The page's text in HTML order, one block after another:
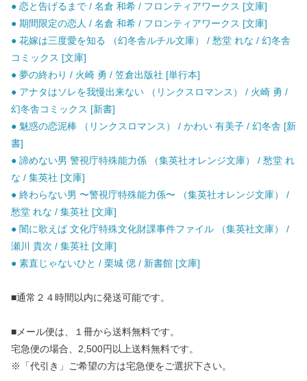
● 恋と告げるまで / 名倉 和希 / フロンティアワークス [文庫]
● 期間限定の恋人 / 名倉 和希 / フロンティアワークス [文庫]
● 花嫁は三度愛を知る （幻冬舎ルチル文庫） / 愁堂 れな / 幻冬舎
コミックス [文庫]
● 夢の終わり / 火崎 勇 / 笠倉出版社 [単行本]
● アナタはソレを我慢出来ない （リンクスロマンス） / 火崎 勇 /
幻冬舎コミックス [新書]
● 魅惑の恋泥棒 （リンクスロマンス） / かわい 有美子 / 幻冬舎 [新
書]
● 諦めない男 警視庁特殊能力係 （集英社オレンジ文庫） / 愁堂 れ
な / 集英社 [文庫]
● 終わらない男 〜警視庁特殊能力係〜 （集英社オレンジ文庫） /
愁堂 れな / 集英社 [文庫]
● 闇に歌えば 文化庁特殊文化財課事件ファイル （集英社文庫） /
瀬川 貴次 / 集英社 [文庫]
● 素直じゃないひと / 栗城 偲 / 新書館 [文庫]
■通常２４時間以内に発送可能です。
■メール便は、１冊から送料無料です。
宅急便の場合、2,500円以上送料無料です。
※「代引き」ご希望の方は宅急便をご選択下さい。